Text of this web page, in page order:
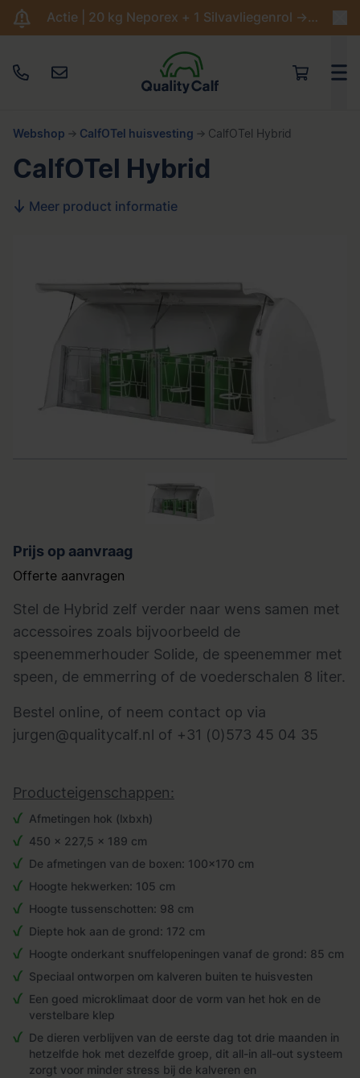
Actie | 20 kg Neporex + 1 Silvavliegenrol -> €204,95
Webshop CalfOTel huisvesting CalfOTel Hybrid
CalfOTel Hybrid
Meer product informatie
Prijs op aanvraag
Offerte aanvragen
Stel de Hybrid zelf verder naar wens samen met
accessoires zoals bijvoorbeeld de
speenemmerhouder Solide, de speenemmer met
speen, de emmerring of de voederschalen 8 liter.
Bestel online, of neem contact op via
jurgen@qualitycalf.nl of +31 (0)573 45 04 35
Producteigenschappen:
Afmetingen hok (lxbxh)
450 x 227,5 x 189 cm
De afmetingen van de boxen: 100x170 cm
Hoogte hekwerken: 105 cm
Hoogte tussenschotten: 98 cm
Diepte hok aan de grond: 172 cm
Hoogte onderkant snuffelopeningen vanaf de grond: 85 cm
Speciaal ontworpen om kalveren buiten te huisvesten
Een goed microklimaat door de vorm van het hok en de
verstelbare klep
De dieren verblijven van de eerste dag tot drie maanden in
hetzelfde hok met dezelfde groep, dit all-in all-out systeem
zorgt voor minder stress bij de kalveren en